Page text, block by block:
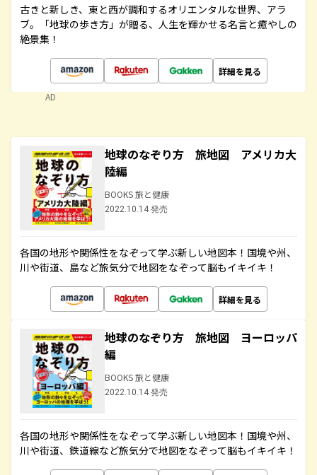
古きと新しき、東と西が調和するオリエンタルな世界、アラ
ブ。「地球の歩き方」が贈る、人生を輝かせる名言と癒やしの
絶景集！
詳細を見る
AD
地球のなぞり方 旅地図 アメリカ大
陸編
BOOKS 旅と健康
2022.10.14 発売
各国の地形や関係性をなぞって学ぶ新しい地図本！国境や州、
川や街道、島など旅気分で地図をなぞって脳もイキイキ！
詳細を見る
地球のなぞり方 旅地図 ヨーロッパ
編
BOOKS 旅と健康
2022.10.14 発売
各国の地形や関係性をなぞって学ぶ新しい地図本！国境や州、
川や街道、鉄道線など旅気分で地図をなぞって脳もイキイキ！